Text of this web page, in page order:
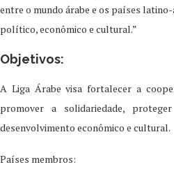
entre o mundo árabe e os países
político, econômico e cultural.”
Objetivos:
A Liga Árabe visa fortalecer a
promover a solidariedade,
desenvolvimento econômico e cultural.
Países membros: